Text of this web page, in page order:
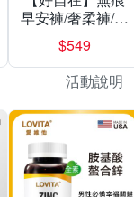
早安褲/奢柔褲/熊
抱安睡褲 超值組
任選一組 -生理
褲/衛生棉褲(無痕
褲18片、安睡褲
24片)
$549
活動說明